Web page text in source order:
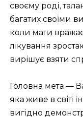
своєму роді,
багатих своїми
коли мати
лікування
вирішує взяти
Головна мета —
яка живе в світі
вигідно